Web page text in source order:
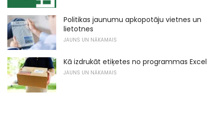
Politikas jaunumu apkopotāju vietnes un
lietotnes
JAUNS UN NĀKAMAIS
Kā izdrukāt etiķetes no programmas Excel
JAUNS UN NĀKAMAIS